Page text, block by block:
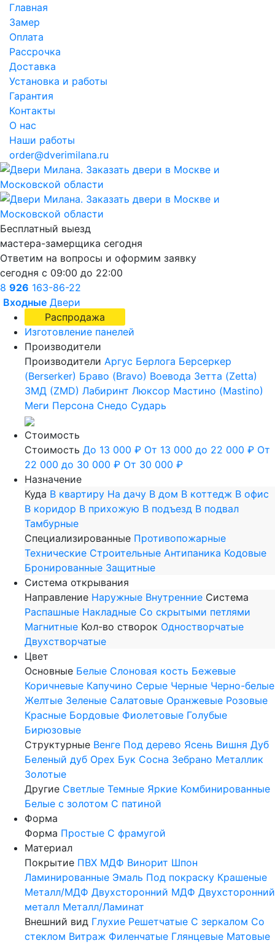
Главная
Замер
Оплата
Рассрочка
Доставка
Установка и работы
Гарантия
Контакты
О нас
Наши работы
order@dverimilana.ru
Бесплатный выезд
мастера-замерщика сегодня
Ответим на вопросы и оформим заявку
сегодня с 09:00 до 22:00
8 926 163-86-22
Входные Двери
Распродажа
Изготовление панелей
Производители
Производители Аргус Берлога Берсеркер
(Berserker) Браво (Bravo) Воевода Зетта (Zetta)
ЗМД (ZMD) Лабиринт Люксор Мастино (Mastino)
Меги Персона Снедо Сударь
Стоимость
Стоимость До 13 000 ₽ От 13 000 до 22 000 ₽ От
22 000 до 30 000 ₽ От 30 000 ₽
Назначение
Куда В квартиру На дачу В дом В коттедж В офис
В коридор В прихожую В подъезд В подвал
Тамбурные
Специализированные Противопожарные
Технические Строительные Антипаника Кодовые
Бронированные Защитные
Система открывания
Направление Наружные Внутренние Система
Распашные Накладные Со скрытыми петлями
Магнитные Кол-во створок Одностворчатые
Двухстворчатые
Цвет
Основные Белые Слоновая кость Бежевые
Коричневые Капучино Серые Черные Черно-белые
Желтые Зеленые Салатовые Оранжевые Розовые
Красные Бордовые Фиолетовые Голубые
Бирюзовые
Структурные Венге Под дерево Ясень Вишня Дуб
Беленый дуб Орех Бук Сосна Зебрано Металлик
Золотые
Другие Светлые Темные Яркие Комбинированные
Белые с золотом С патиной
Форма
Форма Простые С фрамугой
Материал
Покрытие ПВХ МДФ Винорит Шпон
Ламинированные Эмаль Под покраску Крашеные
Металл/МДФ Двухсторонний МДФ Двухсторонний
металл Металл/Ламинат
Внешний вид Глухие Решетчатые С зеркалом Со
стеклом Витраж Филенчатые Глянцевые Матовые